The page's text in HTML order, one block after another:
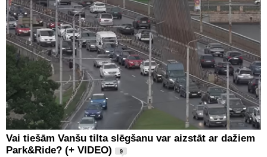
Vai tiešām Vanšu tilta slēgšanu var aizstāt ar dažiem
Park&Ride? (+ VIDEO)
9